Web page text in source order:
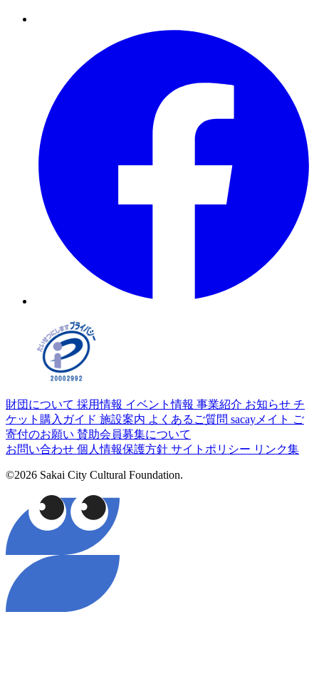
財団について 採用情報 イベント情報 事業紹介 お知らせ チ
ケット購入ガイド 施設案内 よくあるご質問 sacayメイト ご
寄付のお願い 賛助会員募集について
お問い合わせ 個人情報保護方針 サイトポリシー リンク集
©2026 Sakai City Cultural Foundation.